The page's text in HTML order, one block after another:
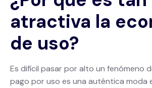
atractiva la
de uso?
Es difícil pasar por alto un fenómeno
pago por uso es una auténtica moda